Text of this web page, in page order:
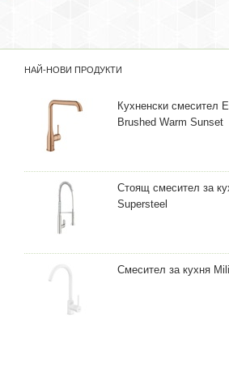
НАЙ-НОВИ ПРОДУКТИ
Кухненски смесител
Brushed Warm Sunset
Стоящ смесител за
Supersteel
Смесител за кухня